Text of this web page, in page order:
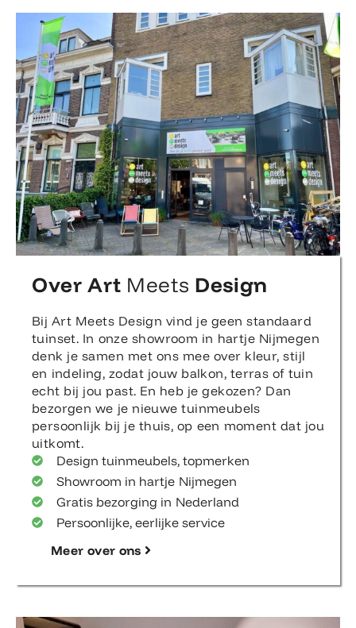
Over Art Meets Design
Bij Art Meets Design vind je geen standaard
tuinset. In onze showroom in hartje Nijmegen
denk je samen met ons mee over kleur, stijl
en indeling, zodat jouw balkon, terras of tuin
echt bij jou past. En heb je gekozen? Dan
bezorgen we je nieuwe tuinmeubels
persoonlijk bij je thuis, op een moment dat jou
uitkomt.
Design tuinmeubels, topmerken
Showroom in hartje Nijmegen
Gratis bezorging in Nederland
Persoonlijke, eerlijke service
Meer over ons